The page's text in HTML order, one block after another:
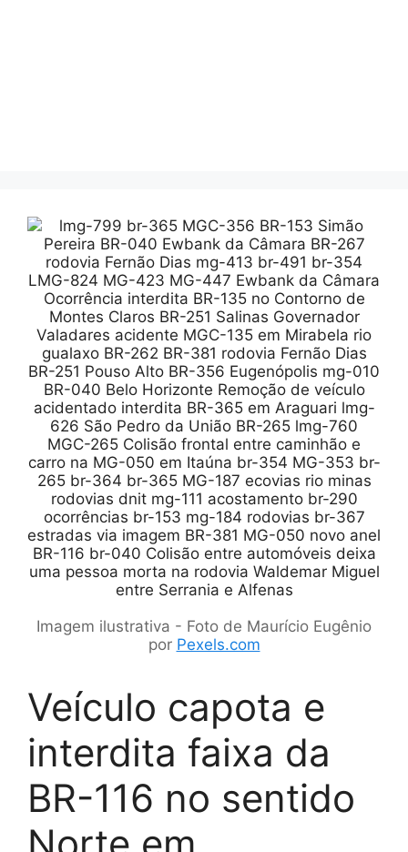
Imagem ilustrativa - Foto de Maurício Eugênio
por Pexels.com
Veículo capota e
interdita faixa da
BR-116 no sentido